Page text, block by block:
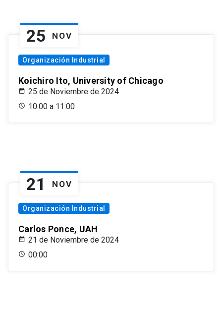
25 NOV
Organización Industrial
Koichiro Ito, University of Chicago
25 de Noviembre de 2024
10:00 a 11:00
21 NOV
Organización Industrial
Carlos Ponce, UAH
21 de Noviembre de 2024
00:00